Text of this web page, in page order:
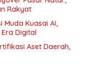
Rakyat
Muda Kuasai AI,
Digital
Aset Daerah,